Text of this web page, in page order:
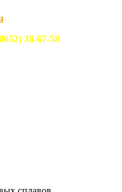
38-67-58